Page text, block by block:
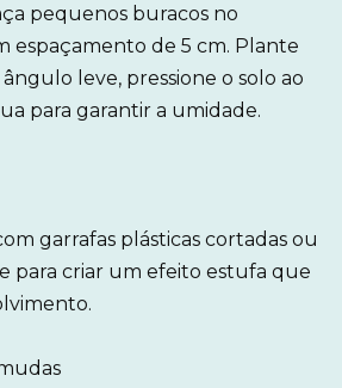
pequenos buracos no
espaçamento de 5 cm. Plante
leve, pressione o solo ao
para garantir a umidade.
garrafas plásticas cortadas ou
para criar um efeito estufa que